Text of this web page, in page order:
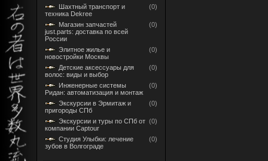
Шахтный транспорт и
техника Dekree
(0)
Магазин запчастей
just.parts: доставка по всей
России
(0)
Элитное жилье и
новостройки Москвы
(0)
Детские аксессуары для
волос: виды и выбор
(0)
Инженерные системы
Ридан: автоматизация и монтаж
(0)
Экскурсии в Эрмитаж и
пригороды СПб
(0)
Экскурсии и туры по СПб от
компании Captour
(0)
Студия Улыбки: лечение
зубов в Волгограде
(0)